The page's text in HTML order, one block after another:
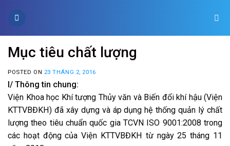
Mục tiêu chất lượng
POSTED ON 23 THÁNG 2, 2016
I/ Thông tin chung:
Viện Khoa học Khí tượng Thủy văn và Biến đổi khí hậu (Viện
KTTVBĐKH) đã xây dựng và áp dụng hệ thống quản lý chất
lượng theo tiêu chuẩn quốc gia TCVN ISO 9001:2008 trong
các hoạt động của Viện KTTVBĐKH từ ngày 25 tháng 11